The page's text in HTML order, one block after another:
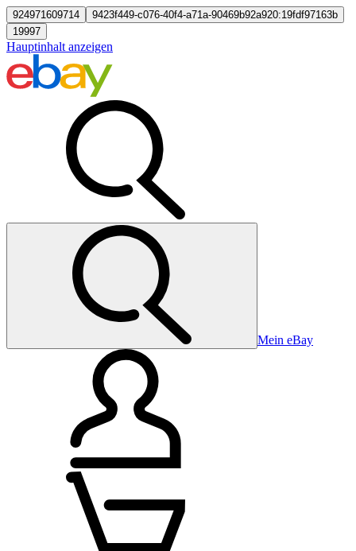
924971609714
9423f449-c076-40f4-a71a-90469b92a920:19fdf97163b
19997
Hauptinhalt anzeigen
Mein eBay